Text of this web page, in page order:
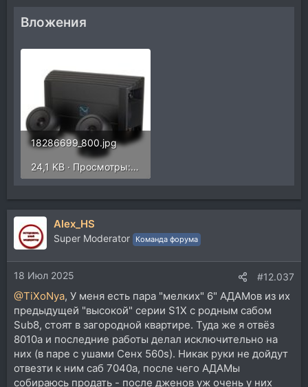
Вложения
18286699_800.jpg
24,1 KB · Просмотры: 188
Alex_HS
Super Moderator Команда форума
18 Июл 2025 #12.037
@TiXoNya, У меня есть пара "мелких" 6" АДАМов из их
предыдущей "высокой" серии S1X с родным сабом
Sub8, стоят в загородной квартире. Туда же я отвёз
8010а и последние работы делал исключительно на
них (в паре с ушами Сенх 560s). Никак руки не дойдут
отвезти к ним саб 7040а, после чего АДАМы
собираюсь продать - после дженов уж очень у них